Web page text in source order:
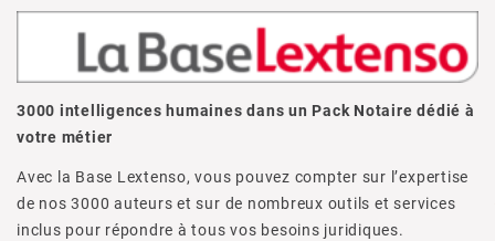
3000 intelligences humaines dans un Pack Notaire dédié à
votre métier
Avec la Base Lextenso, vous pouvez compter sur l’expertise
de nos 3000 auteurs et sur de nombreux outils et services
inclus pour répondre à tous vos besoins juridiques.